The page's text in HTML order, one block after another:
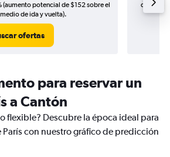
(aumento potencial de $152 sobre el
de ida y vuelta).
ofertas
de
para reservar un
a Cantón
flexible? Descubre la época ideal para
con nuestro gráfico de predicción